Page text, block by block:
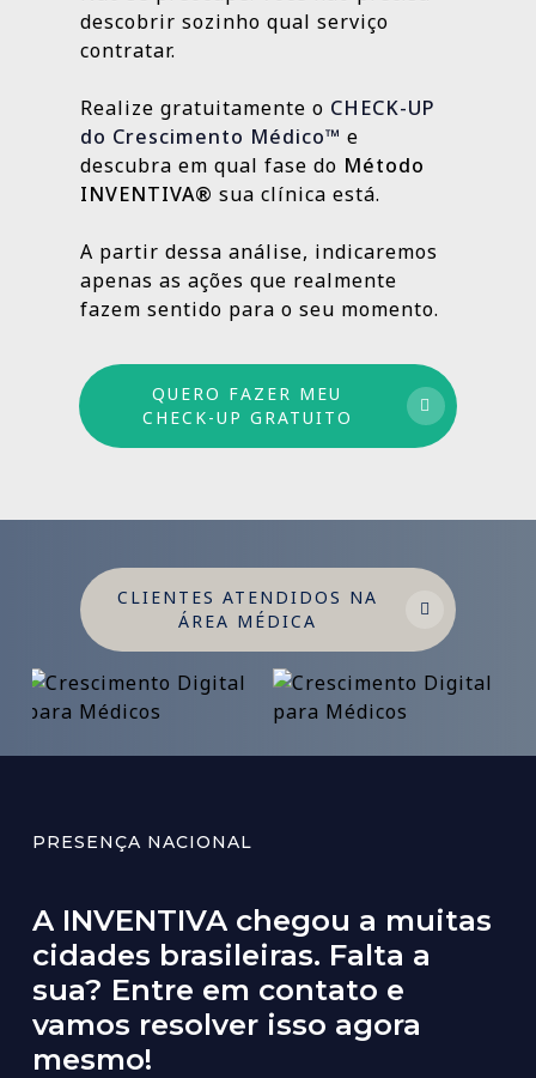
Fazer meu CHECK-UP Gratuito
resultados e aprimorando o que ainda
pode crescer.
Outras, como SEO Médico, Gestão do Blog e
construção de autoridade digital, são
resultados sólidos e duradouros ao longo
do tempo.
Por isso trabalhamos com um método
médio e longo prazo para garantir
crescimento sustentável.
descobrir sozinho qual serviço
contratar.
Realize gratuitamente o CHECK-UP
do Crescimento Médico™ e
descubra em qual fase do Método
INVENTIVA® sua clínica está.
A partir dessa análise, indicaremos
apenas as ações que realmente
fazem sentido para o seu momento.
QUERO FAZER MEU
CHECK-UP GRATUITO
CLIENTES ATENDIDOS NA
ÁREA MÉDICA
PRESENÇA NACIONAL
A INVENTIVA chegou a muitas
cidades brasileiras. Falta a
sua? Entre em contato e
vamos resolver isso agora
mesmo!